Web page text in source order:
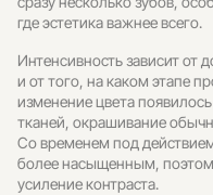
где эстетика важнее всего.
Интенсивность зависит от
и от того, на каком этапе
изменение цвета
тканей, окрашивание
Со временем под
более насыщенным,
усиление контраста.